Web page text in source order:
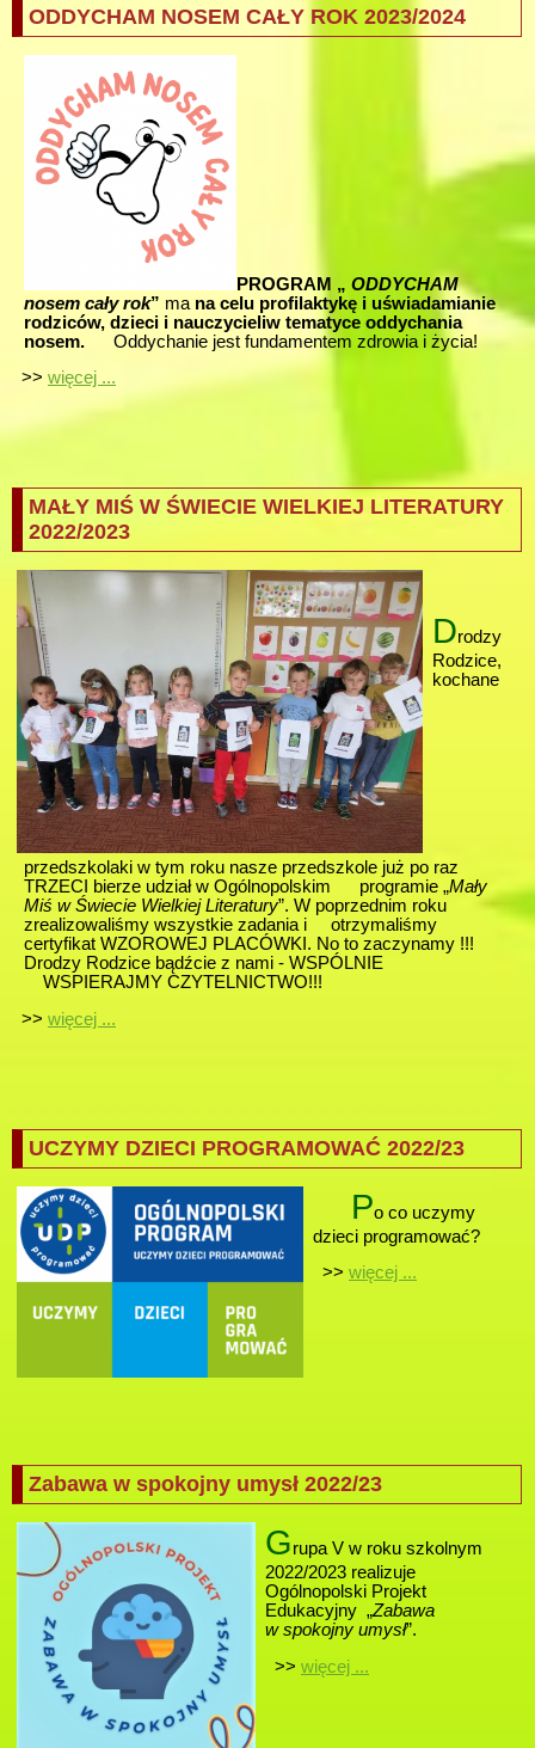
ODDYCHAM NOSEM CAŁY ROK 2023/2024
PROGRAM „ ODDYCHAM
nosem cały rok” ma na celu profilaktykę i uświadamianie
rodziców, dzieci i nauczycieliw tematyce oddychania
nosem.
Oddychanie jest fundamentem zdrowia i życia!
>> więcej ...
MAŁY MIŚ W ŚWIECIE WIELKIEJ LITERATURY
2022/2023
Drodzy
Rodzice,
kochane
przedszkolaki w tym roku nasze przedszkole już po raz
TRZECI bierze udział w Ogólnopolskim programie „Mały
Miś w Świecie Wielkiej Literatury”. W poprzednim roku
zrealizowaliśmy wszystkie zadania i otrzymaliśmy
certyfikat WZOROWEJ PLACÓWKI. No to zaczynamy !!!
Drodzy Rodzice bądźcie z nami - WSPÓLNIE
WSPIERAJMY CZYTELNICTWO!!!
>> więcej ...
UCZYMY DZIECI PROGRAMOWAĆ 2022/23
Po co uczymy
dzieci programować?
>> więcej ...
Zabawa w spokojny umysł 2022/23
Grupa V w roku szkolnym
2022/2023 realizuje
Ogólnopolski Projekt
Edukacyjny „Zabawa
w spokojny umysł”.
>> więcej ...